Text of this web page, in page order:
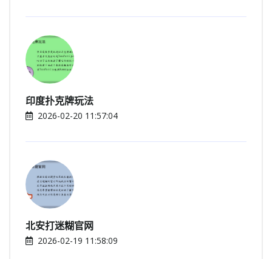
印度扑克牌玩法
2026-02-20 11:57:04
北安打迷糊官网
2026-02-19 11:58:09